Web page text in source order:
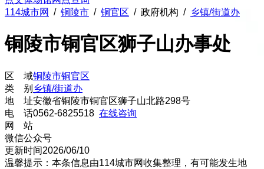
114城市网
/ 铜陵市 / 铜官区 / 政府机构 / 乡镇/街道办
铜陵市铜官区狮子山办事处
区 域铜陵市铜官区
类 别 乡镇/街道办
地 址安徽省铜陵市铜官区狮子山北路298号
电 话0562-6825518 在线咨询
网 站
微信公众号
更新时间2026/06/10
温馨提示：本条信息由114城市网收集整理，有可能发生地